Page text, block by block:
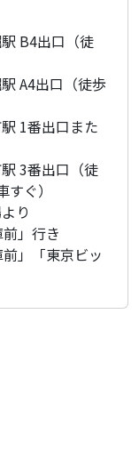
出口（徒
A4出口（徒歩
1番出口また
3番出口（徒
ぐ）
り
」行き
」「東京ビッ